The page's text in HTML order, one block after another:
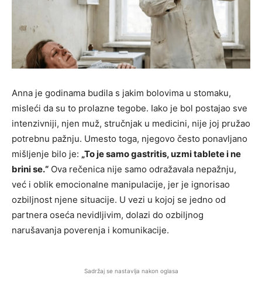
Anna je godinama budila s jakim bolovima u stomaku,
misleći da su to prolazne tegobe. Iako je bol postajao sve
intenzivniji, njen muž, stručnjak u medicini, nije joj pružao
potrebnu pažnju. Umesto toga, njegovo često ponavljano
mišljenje bilo je: „To je samo gastritis, uzmi tablete i ne
brini se.“ Ova rečenica nije samo odražavala nepažnju,
već i oblik emocionalne manipulacije, jer je ignorisao
ozbiljnost njene situacije. U vezi u kojoj se jedno od
partnera oseća nevidljivim, dolazi do ozbiljnog
narušavanja poverenja i komunikacije.
Sadržaj se nastavlja nakon oglasa